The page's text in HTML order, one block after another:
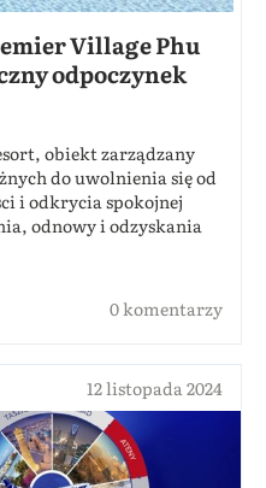
Village Phu
odpoczynek
obiekt zarządzany
do uwolnienia się od
i odkrycia spokojnej
odnowy i odzyskania
0 komentarzy
12 listopada 2024